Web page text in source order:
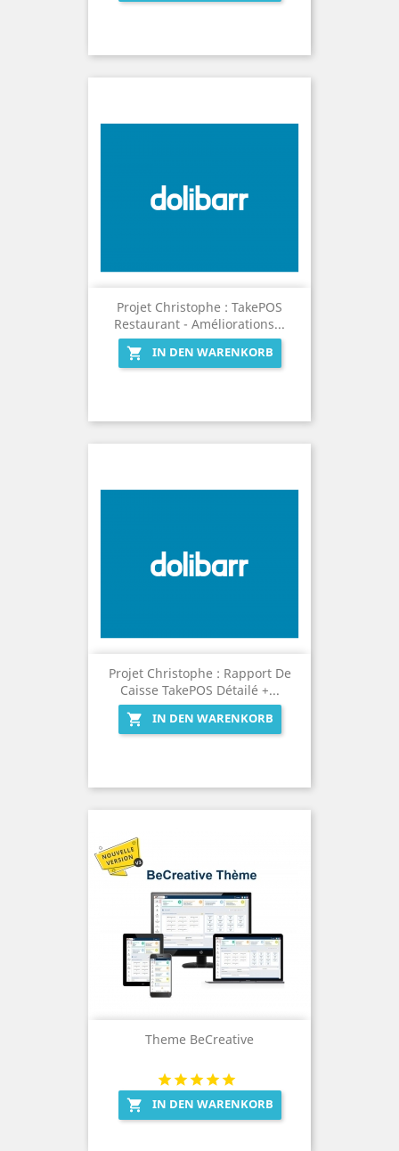
Projet Christophe : TakePOS
Restaurant - Améliorations...

IN DEN WARENKORB
Projet Christophe : Rapport De
Caisse TakePOS Détailé +...

IN DEN WARENKORB
Theme BeCreative
 IN DEN WARENKORB